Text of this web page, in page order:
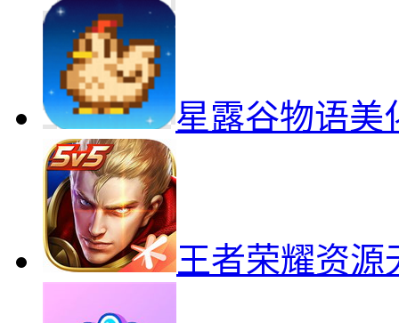
星露谷物语美
王者荣耀资源